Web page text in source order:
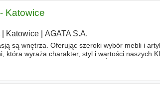
Katowice
| Katowice AGATA S.A.
są wnętrza. Oferując szeroki wybór mebli i
która wyraża charakter, styl i wartości naszych